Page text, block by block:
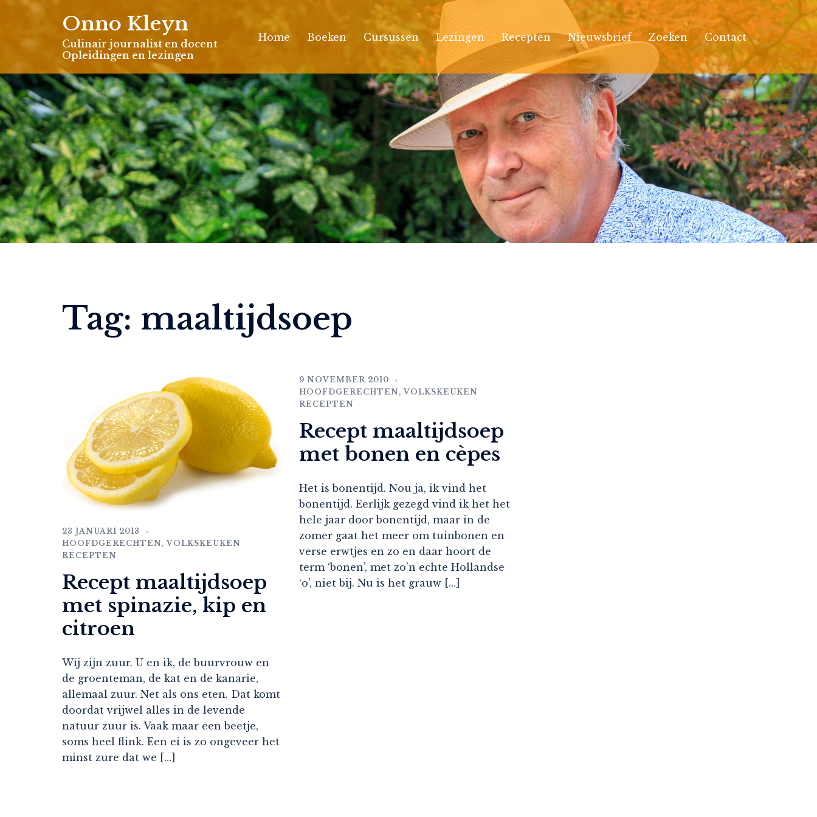
Skip
content
Onno Kleyn
Culinair journalist en docent
Opleidingen en lezingen
Home Boeken Cursussen Lezingen Recepten Nieuwsbrief Zoeken Contact
Tag: maaltijdsoep
23 JANUARI 2013
HOOFDGERECHTEN,VOLKSKEUKEN
RECEPTEN
Recept maaltijdsoep
met spinazie, kip en
citroen
Wij zijn zuur. U en ik, de buurvrouw en
de groenteman, de kat en de kanarie,
allemaal zuur. Net als ons eten. Dat komt
doordat vrijwel alles in de levende
natuur zuur is. Vaak maar een beetje,
soms heel flink. Een ei is zo ongeveer het
minst zure dat we […]
9 NOVEMBER 2010
HOOFDGERECHTEN,VOLKSKEUKEN
RECEPTEN
Recept maaltijdsoep
met bonen en cèpes
Het is bonentijd. Nou ja, ik vind het
bonentijd. Eerlijk gezegd vind ik het het
hele jaar door bonentijd, maar in de
zomer gaat het meer om tuinbonen en
verse erwtjes en zo en daar hoort de
term ‘bonen’, met zo’n echte Hollandse
‘o’, niet bij. Nu is het grauw […]